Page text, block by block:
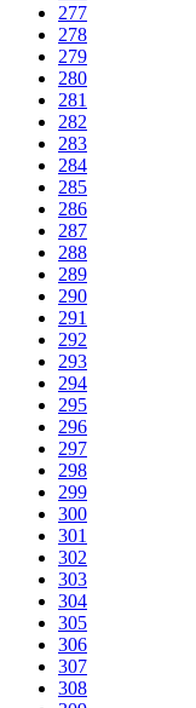
277
278
279
280
281
282
283
284
285
286
287
288
289
290
291
292
293
294
295
296
297
298
299
300
301
302
303
304
305
306
307
308